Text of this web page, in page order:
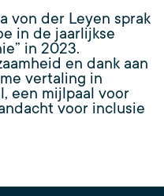
von der Leyen sprak
in de jaarlijkse
in 2023.
en dank aan
vertaling in
een mijlpaal voor
voor inclusie